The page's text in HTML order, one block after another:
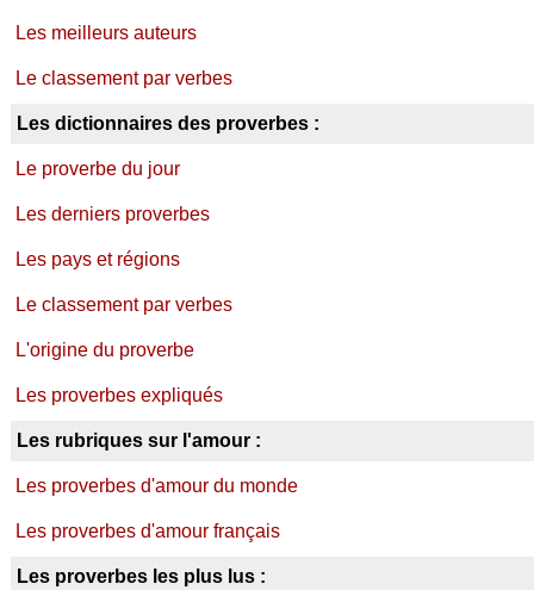
Les meilleurs auteurs
Le classement par verbes
Les dictionnaires des proverbes :
Le proverbe du jour
Les derniers proverbes
Les pays et régions
Le classement par verbes
L'origine du proverbe
Les proverbes expliqués
Les rubriques sur l'amour :
Les proverbes d'amour du monde
Les proverbes d'amour français
Les proverbes les plus lus :